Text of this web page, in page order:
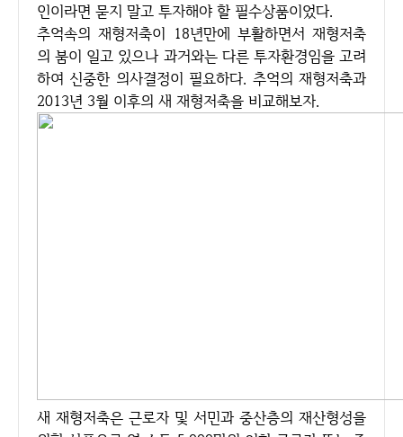
인이라면 묻지 말고 투자해야 할 필수상품이었다.
추억속의 재형저축이 18년만에 부활하면서 재형저축
의 붐이 일고 있으나 과거와는 다른 투자환경임을 고려
하여 신중한 의사결정이 필요하다. 추억의 재형저축과
2013년 3월 이후의 새 재형저축을 비교해보자.
새 재형저축은 근로자 및 서민과 중산층의 재산형성을